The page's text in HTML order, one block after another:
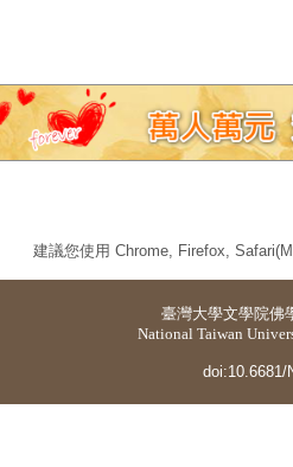
建議您使用 Chrome, Firefox,
臺灣大學文學院佛
National Taiwan
doi:10.6681/